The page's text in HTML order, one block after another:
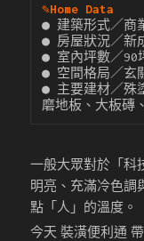
✎Home Data
● 建築形式／商
● 房屋狀況／新
● 室內坪數／90
● 空間格局／玄
● 主要建材／殊
磨地板、大板磚
一般大眾對於「科
明亮、充滿冷色調
點「人」的溫度。
今天 裝潢便利通